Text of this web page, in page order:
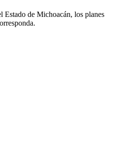
de Michoacán, los planes